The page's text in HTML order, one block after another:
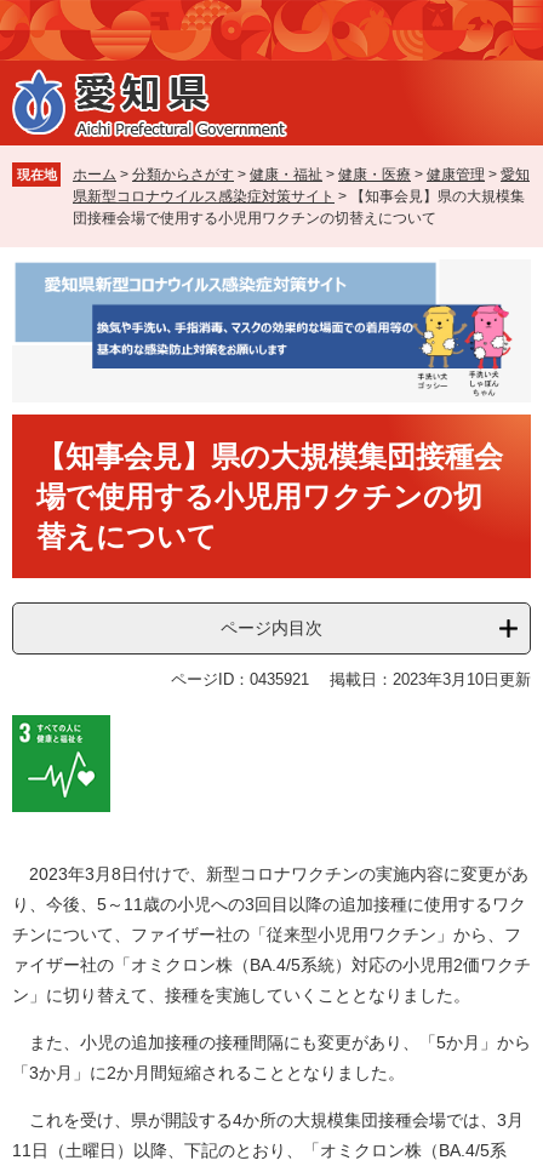
ペ
ー
ジ
の
先
で
す
メ
ニ
ュ
ー
を
ば
し
文
現在地 ホーム > 分類からさがす > 健康・福祉 > 健康・医療 > 健康管理 > 愛知
県新型コロナウイルス感染症対策サイト >
【知事会見】県の大規模集
団接種会場で使用する小児用ワクチンの切替えについて
【知事会見】県の大規模集団接種会
場で使用する小児用ワクチンの切
替えについて
ページ内目次
ページID：0435921 掲載日：2023年3月10日更新
2023年3月8日付けで、新型コロナワクチンの実施内容に変更があ
り、今後、5～11歳の小児への3回目以降の追加接種に使用するワク
チンについて、ファイザー社の「従来型小児用ワクチン」から、フ
ァイザー社の「オミクロン株（BA.4/5系統）対応の小児用2価ワクチ
ン」に切り替えて、接種を実施していくこととなりました。
また、小児の追加接種の接種間隔にも変更があり、「5か月」から
「3か月」に2か月間短縮されることとなりました。
これを受け、県が開設する4か所の大規模集団接種会場では、3月
11日（土曜日）以降、下記のとおり、「オミクロン株（BA.4/5系